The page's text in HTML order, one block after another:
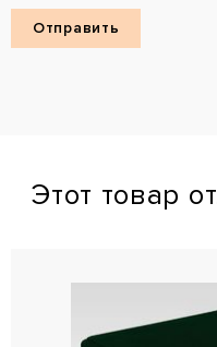
Этот товар